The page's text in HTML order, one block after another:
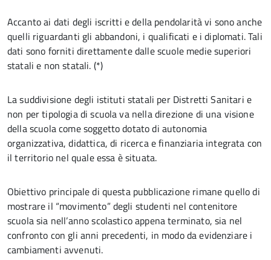
Accanto ai dati degli iscritti e della pendolarità vi sono anche
quelli riguardanti gli abbandoni, i qualificati e i diplomati. Tali
dati sono forniti direttamente dalle scuole medie superiori
statali e non statali. (*)
La suddivisione degli istituti statali per Distretti Sanitari e
non per tipologia di scuola va nella direzione di una visione
della scuola come soggetto dotato di autonomia
organizzativa, didattica, di ricerca e finanziaria integrata con
il territorio nel quale essa è situata.
Obiettivo principale di questa pubblicazione rimane quello di
mostrare il “movimento” degli studenti nel contenitore
scuola sia nell’anno scolastico appena terminato, sia nel
confronto con gli anni precedenti, in modo da evidenziare i
cambiamenti avvenuti.